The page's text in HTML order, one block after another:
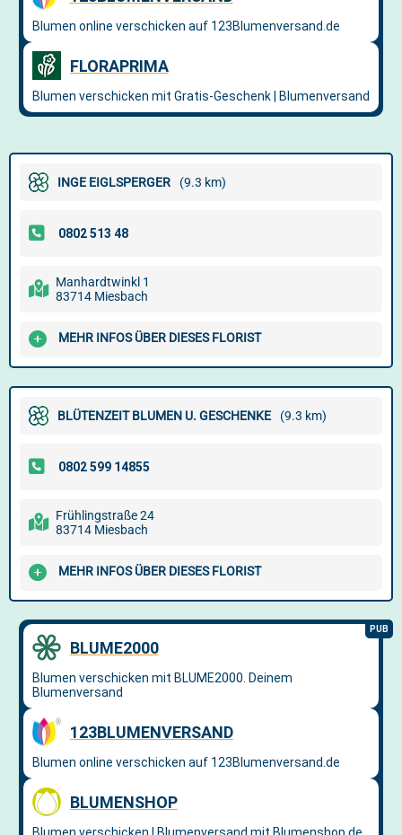
INGE EIGLSPERGER (9.3 km)
Manhardtwinkl 1
83714 Miesbach
MEHR INFOS ÜBER DIESES FLORIST
BLÜTENZEIT BLUMEN U. GESCHENKE (9.3 km)
Frühlingstraße 24
83714 Miesbach
MEHR INFOS ÜBER DIESES FLORIST